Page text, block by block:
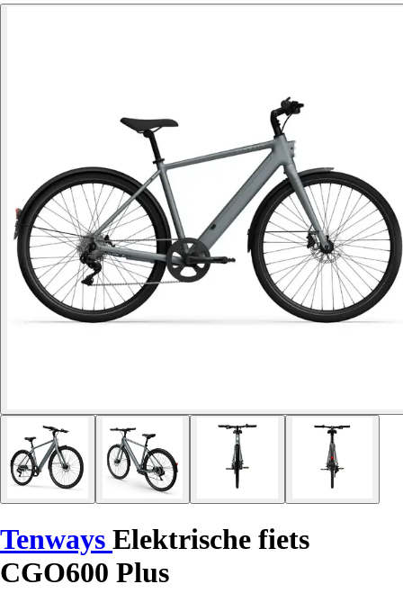
Tenways Elektrische fiets
CGO600 Plus